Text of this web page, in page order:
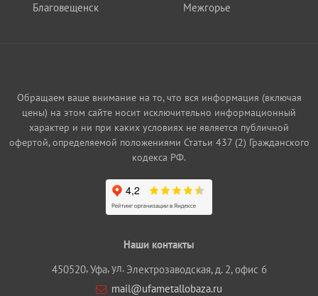
Благовещенск
Межгорье
Обращаем ваше внимание на то, что вся информация (включая
цены) на этом сайте носит исключительно информационный
характер и ни при каких условиях не является публичной
офертой, определяемой положениями Статьи 437 (2) Гражданского
кодекса РФ.
Наши контакты
450520,Уфа, ул. Электрозаводская, д. 2, офис 6
mail@ufametallobaza.ru